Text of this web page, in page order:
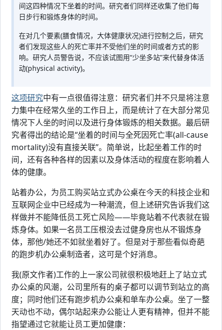
间这四种情况下坐着的时间。研究者们同样还收集了他们每
日步行和锻炼身体的时间。
在对几个要素(膳食情况，大体健康状况)进行控制之后，研究
者们发现这些人的死亡率并不受他们坐的时间或者方式的影
响。研究人员警告说，不应该试图用“少坐多站”来代替身体活
动(physical activity)。
这项研究中有一点很值得注意：研究者们并不只是将注意
力集中在经常久坐的工作日上，而是统计了在大部分常见
情况下人坐的时间以及进行身体锻炼的相关数据。最后研
究者得出的结论是“坐着的时间与全死因死亡率(all-cause
mortality)没有直接关联”。简单说，比起坐着工作的时
间，还有各种各样的因素以及身体活动的程度在影响着人
体的健康。
站着办公，为员工购买站立式办公桌在今天的科技企业和
互联网企业中已经成为一种潮流，但上述研究告诉我们这
样做并不能降低员工死亡风险——毕竟站着不代表就在锻
炼身体。如果一名员工压根没去过健身房也从不锻炼身
体，那他/她还不如就坐着好了。但是对于那些看似奇葩
的跑步机办公桌制造者，这可是个好消息。
我(原文作者)工作的上一家公司就很积极地赶上了站立式
办公桌的风潮，公司里所有的桌子都可以调节到站立的高
度；同时他们还有跑步机办公桌和单车办公桌。坐了一整
天动也不动，偶尔站起来办公能让人更有精神，但并不能
指望通过它就能让员工更加健康：